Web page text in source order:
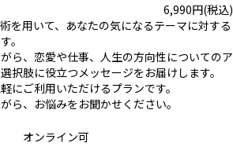
6,990円(税込)
を用いて、あなたの気になるテーマに対する
。
ら、恋愛や仕事、人生の方向性についてのア
択肢に役立つメッセージをお届けします。
にご利用いただけるプランです。
ら、お悩みをお聞かせください。
オンライン可